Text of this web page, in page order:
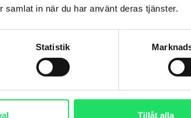
samlat in när du har använt deras tjänster.
Statistik
Tillåt alla
Twitch Health
för
hyresgäster en
vardagen. Under
oktober 21, 2025